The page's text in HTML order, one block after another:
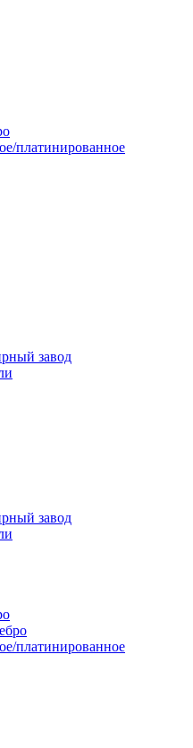
платинированное
завод
завод
платинированное